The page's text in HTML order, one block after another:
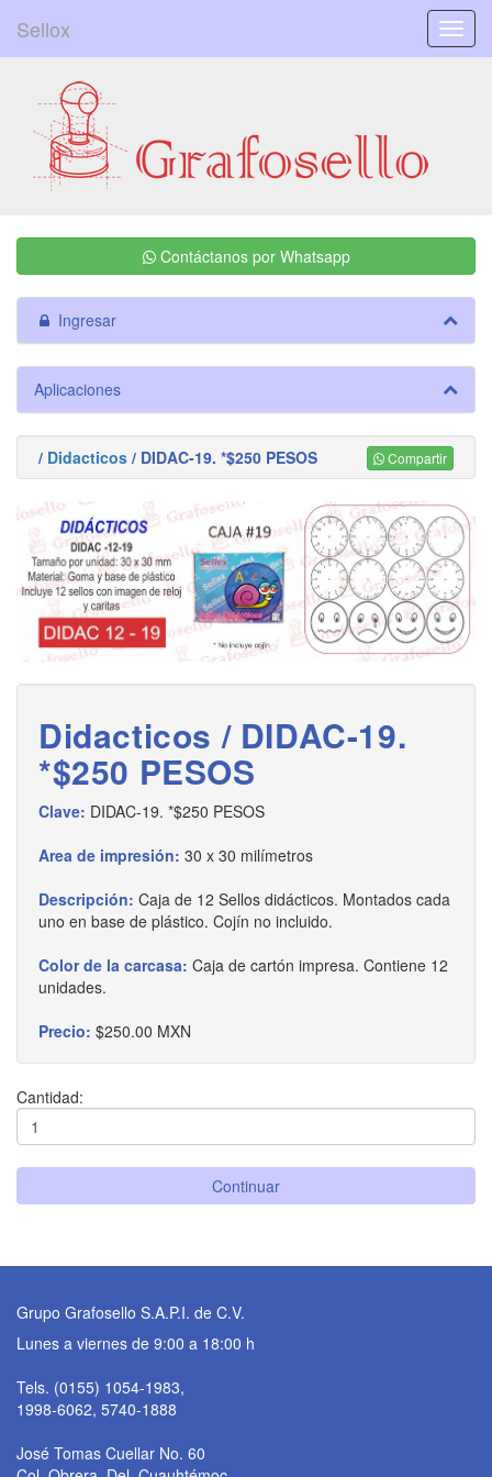
Menú
Sellox
Contáctanos por Whatsapp
Ingresar
Aplicaciones
/ Didacticos / DIDAC-19. *$250 PESOS Compartir
Didacticos / DIDAC-19.
*$250 PESOS
Clave: DIDAC-19. *$250 PESOS
Area de impresión: 30 x 30 milímetros
Descripción: Caja de 12 Sellos didácticos. Montados cada
uno en base de plástico. Cojín no incluido.
Color de la carcasa: Caja de cartón impresa. Contiene 12
unidades.
Precio: $250.00 MXN
Cantidad:
Continuar
Grupo Grafosello S.A.P.I. de C.V.
Lunes a viernes de 9:00 a 18:00 h
Tels. (0155) 1054-1983,
1998-6062, 5740-1888
José Tomas Cuellar No. 60